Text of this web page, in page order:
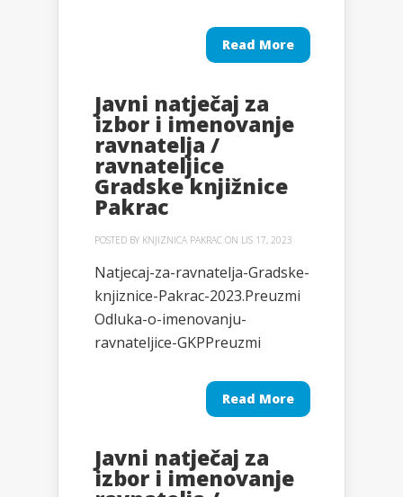
Read More
Javni natječaj za
izbor i imenovanje
ravnatelja /
ravnateljice
Gradske knjižnice
Pakrac
POSTED BY KNJIZNICA PAKRAC ON LIS 17, 2023
Natjecaj-za-ravnatelja-Gradske-
knjiznice-Pakrac-2023.Preuzmi
Odluka-o-imenovanju-
ravnateljice-GKPPreuzmi
Read More
Javni natječaj za
izbor i imenovanje